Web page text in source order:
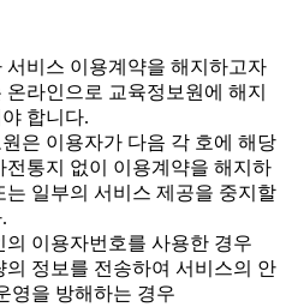
비스 이용계약을 해지하고자
온라인으로 교육정보원에 해지
합니다.
은 이용자가 다음 각 호에 해당
전통지 없이 이용계약을 해지하
는 일부의 서비스 제공을 중지할
의 이용자번호를 사용한 경우
의 정보를 전송하여 서비스의 안
영을 방해하는 경우